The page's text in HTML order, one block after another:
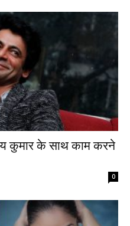
कुमार के साथ काम करने
0